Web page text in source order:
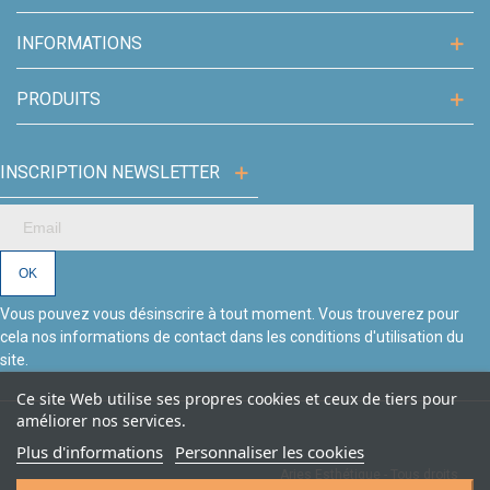
Ce site Web utilise ses propres cookies et ceux de tiers pour
améliorer nos services.
Plus d'informations Personnaliser les cookies
INFORMATIONS
PRODUITS
INSCRIPTION NEWSLETTER
Vous pouvez vous désinscrire à tout moment. Vous trouverez pour
cela nos informations de contact dans les conditions d'utilisation du
site.